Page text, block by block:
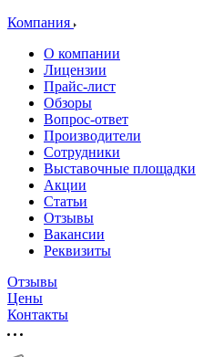
Компания
О компании
Лицензии
Прайс-лист
Обзоры
Вопрос-ответ
Производители
Сотрудники
Выставочные площадки
Акции
Статьи
Отзывы
Вакансии
Реквизиты
Отзывы
Цены
Контакты